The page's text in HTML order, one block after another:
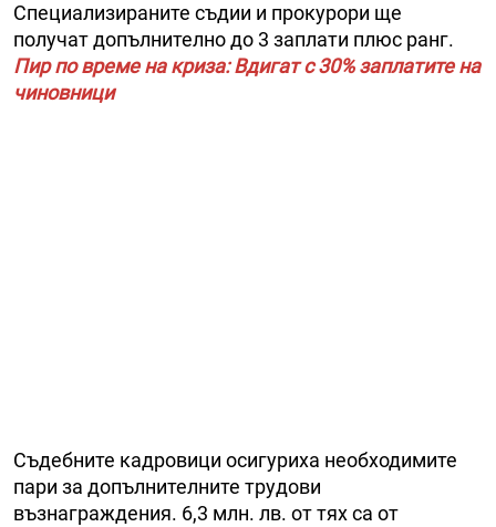
Специализираните съдии и прокурори ще
получат допълнително до 3 заплати плюс ранг.
Пир по време на криза: Вдигат с 30% заплатите на
чиновници
Съдебните кадровици осигуриха необходимите
пари за допълнителните трудови
възнаграждения. 6,3 млн. лв. от тях са от